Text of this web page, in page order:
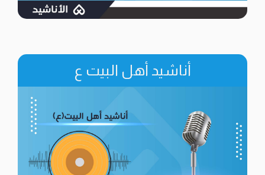
أناشيد أهل البيت ع